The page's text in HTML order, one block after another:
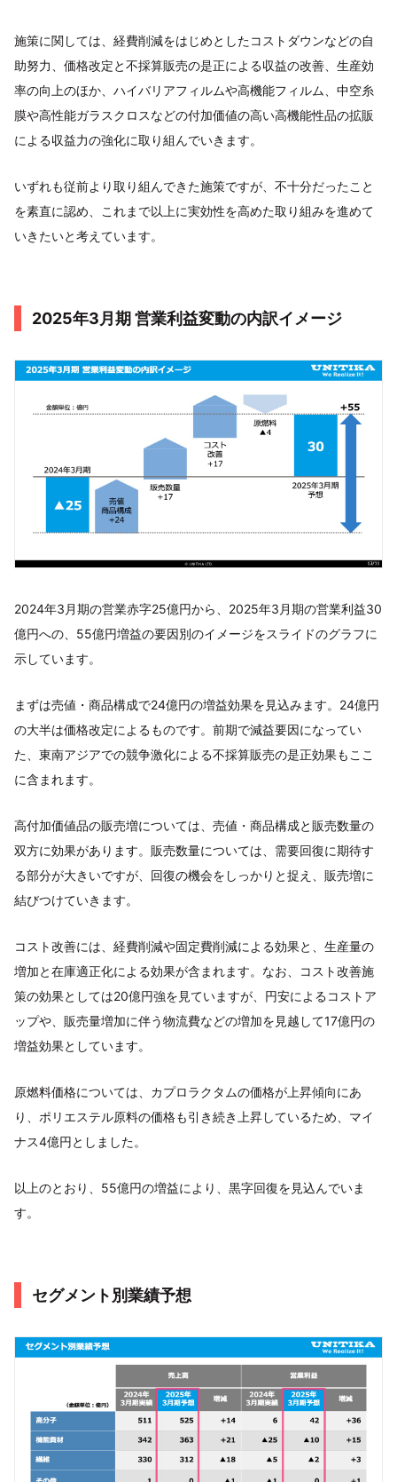
施策に関しては、経費削減をはじめとしたコストダウンなどの自
助努力、価格改定と不採算販売の是正による収益の改善、生産効
率の向上のほか、ハイバリアフィルムや高機能フィルム、中空糸
膜や高性能ガラスクロスなどの付加価値の高い高機能性品の拡販
による収益力の強化に取り組んでいきます。
いずれも従前より取り組んできた施策ですが、不十分だったこと
を素直に認め、これまで以上に実効性を高めた取り組みを進めて
いきたいと考えています。
2025年3月期 営業利益変動の内訳イメージ
2024年3月期の営業赤字25億円から、2025年3月期の営業利益30
億円への、55億円増益の要因別のイメージをスライドのグラフに
示しています。
まずは売値・商品構成で24億円の増益効果を見込みます。24億円
の大半は価格改定によるものです。前期で減益要因になってい
た、東南アジアでの競争激化による不採算販売の是正効果もここ
に含まれます。
高付加価値品の販売増については、売値・商品構成と販売数量の
双方に効果があります。販売数量については、需要回復に期待す
る部分が大きいですが、回復の機会をしっかりと捉え、販売増に
結びつけていきます。
コスト改善には、経費削減や固定費削減による効果と、生産量の
増加と在庫適正化による効果が含まれます。なお、コスト改善施
策の効果としては20億円強を見ていますが、円安によるコストア
ップや、販売量増加に伴う物流費などの増加を見越して17億円の
増益効果としています。
原燃料価格については、カプロラクタムの価格が上昇傾向にあ
り、ポリエステル原料の価格も引き続き上昇しているため、マイ
ナス4億円としました。
以上のとおり、55億円の増益により、黒字回復を見込んでいま
す。
セグメント別業績予想